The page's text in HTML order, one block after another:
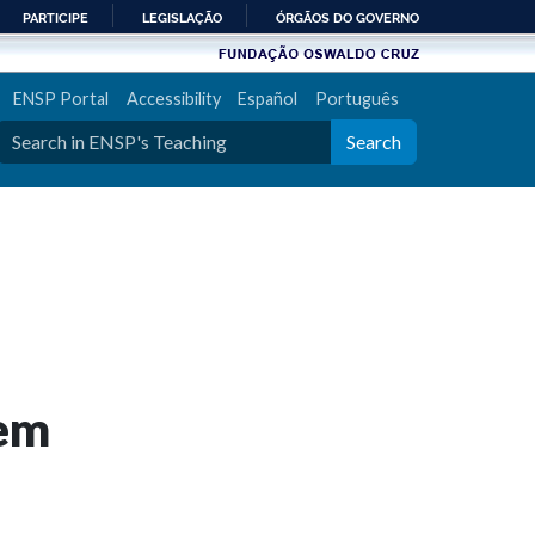
PARTICIPE LEGISLAÇÃO ÓRGÃOS DO GOVERNO
ENSP Portal Accessibility Español Português
Search